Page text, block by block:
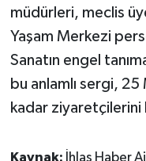
müdürleri, meclis
Yaşam Merkezi
Sanatın engel
bu anlamlı sergi,
kadar ziyaretçilerini